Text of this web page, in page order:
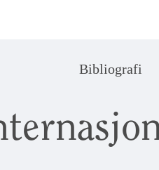
Bibliografi